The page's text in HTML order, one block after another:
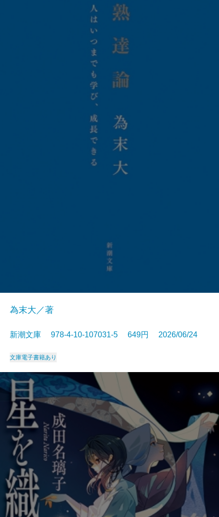
為末大／著
新潮文庫 978-4-10-107031-5 649円 2026/06/24
文庫電子書籍あり